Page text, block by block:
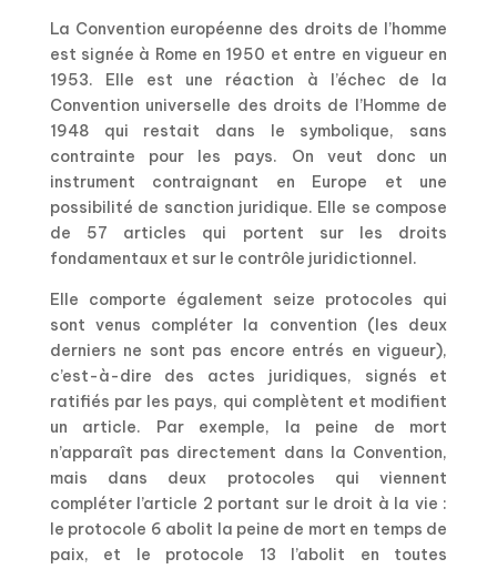
La Convention européenne des droits de l’homme
est signée à Rome en 1950 et entre en vigueur en
1953. Elle est une réaction à l’échec de la
Convention universelle des droits de l’Homme de
1948 qui restait dans le symbolique, sans
contrainte pour les pays. On veut donc un
instrument contraignant en Europe et une
possibilité de sanction juridique. Elle se compose
de 57 articles qui portent sur les droits
fondamentaux et sur le contrôle juridictionnel.
Elle comporte également seize protocoles qui
sont venus compléter la convention (les deux
derniers ne sont pas encore entrés en vigueur),
c’est-à-dire des actes juridiques, signés et
ratifiés par les pays, qui complètent et modifient
un article. Par exemple, la peine de mort
n’apparaît pas directement dans la Convention,
mais dans deux protocoles qui viennent
compléter l’article 2 portant sur le droit à la vie :
le protocole 6 abolit la peine de mort en temps de
paix, et le protocole 13 l’abolit en toutes